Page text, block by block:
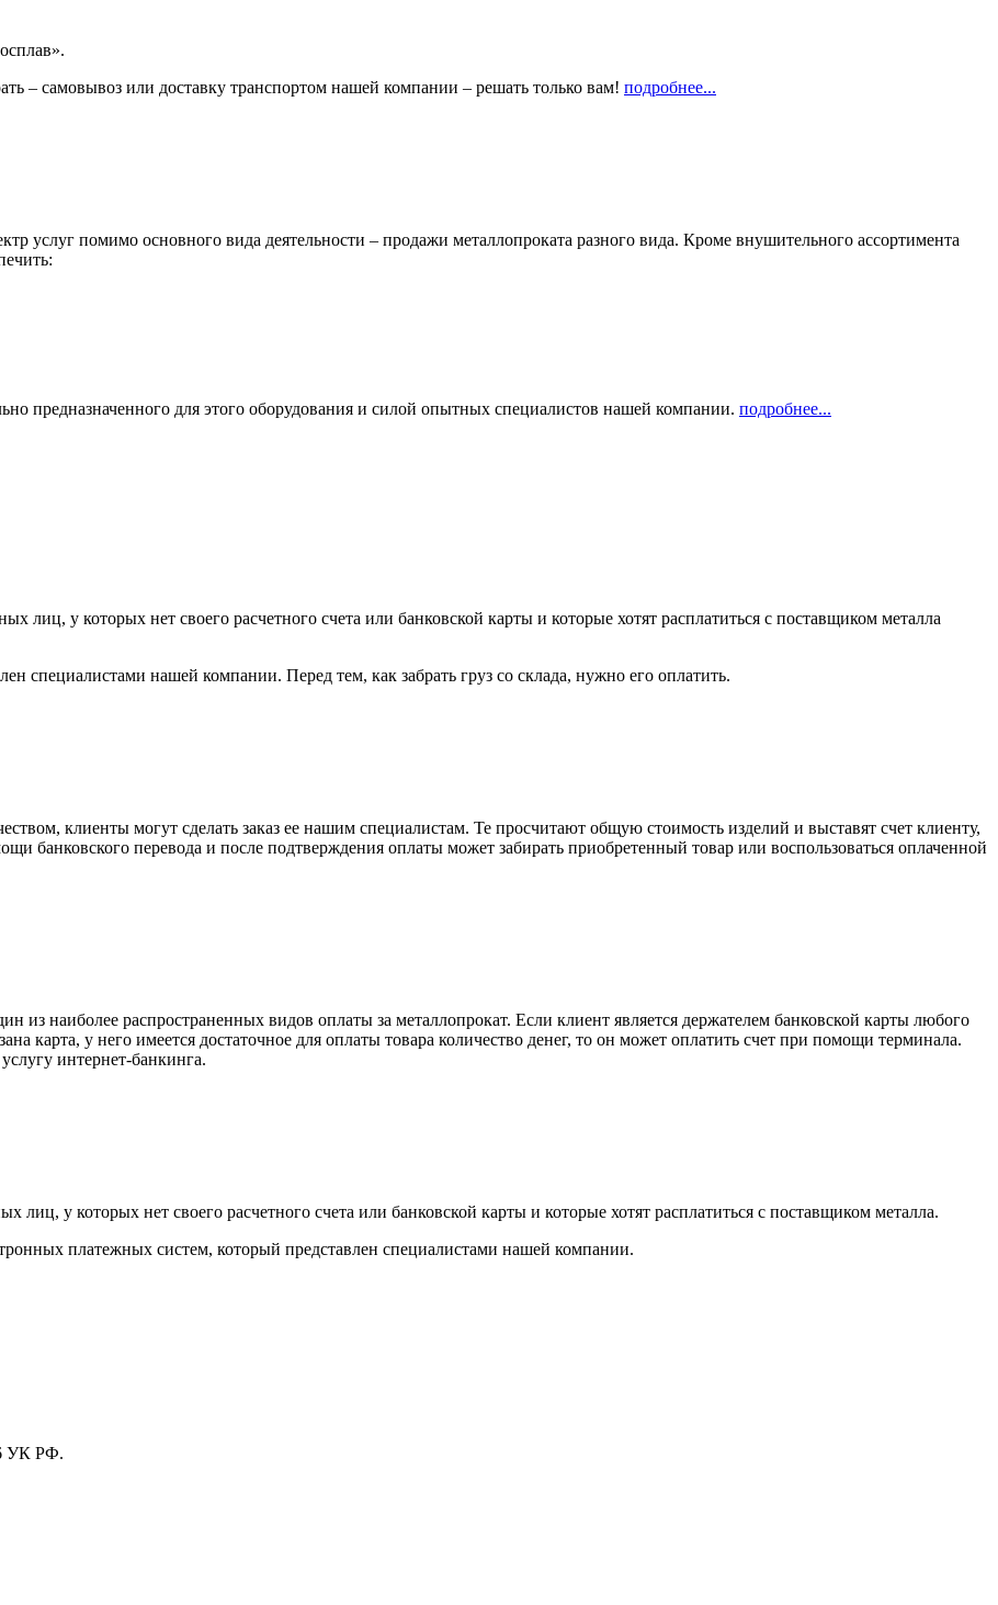
– самовывоз или доставку транспортом нашей компании – решать только вам! подробнее...
услуг помимо основного вида деятельности – продажи металлопроката разного вида. Кроме внушительного ассортимента
предназначенного для этого оборудования и силой опытных специалистов нашей компании. подробнее...
лиц, у которых нет своего расчетного счета или банковской карты и которые хотят расплатиться с поставщиком металла
специалистами нашей компании. Перед тем, как забрать груз со склада, нужно его оплатить.
клиенты могут сделать заказ ее нашим специалистам. Те просчитают общую стоимость изделий и выставят счет клиенту,
банковского перевода и после подтверждения оплаты может забирать приобретенный товар или воспользоваться оплаченной
из наиболее распространенных видов оплаты за металлопрокат. Если клиент является держателем банковской карты любого
карта, у него имеется достаточное для оплаты товара количество денег, то он может оплатить счет при помощи терминала.
интернет-банкинга.
у которых нет своего расчетного счета или банковской карты и которые хотят расплатиться с поставщиком металла.
платежных систем, который представлен специалистами нашей компании.
УК РФ.